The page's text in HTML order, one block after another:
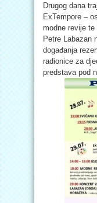
Drugog dana
ExTempore –
modne revije
Petre Labazan
događanja
radionice za
predstava pod